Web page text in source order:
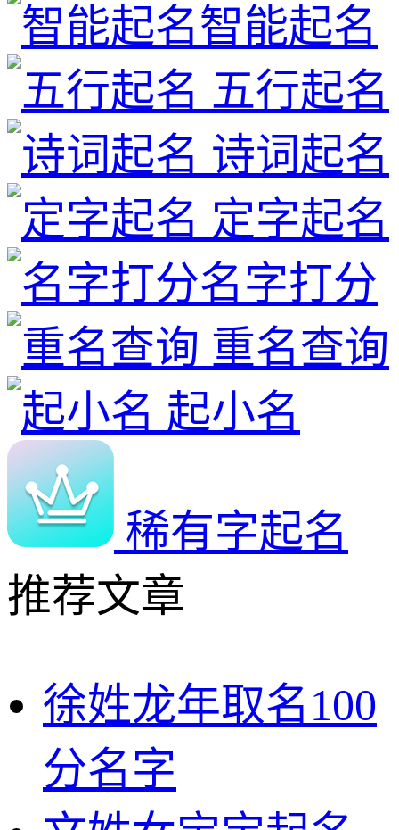
智能起名
五行起名
诗词起名
定字起名
名字打分
重名查询
起小名
稀有字起名
推荐文章
徐姓龙年取名100
分名字